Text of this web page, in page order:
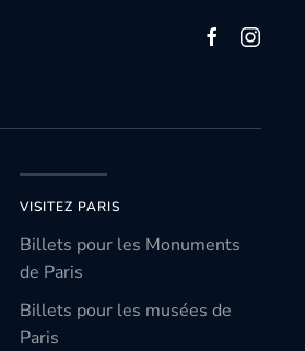
VISITEZ PARIS
Billets pour les Monuments
de Paris
Billets pour les musées de
Paris